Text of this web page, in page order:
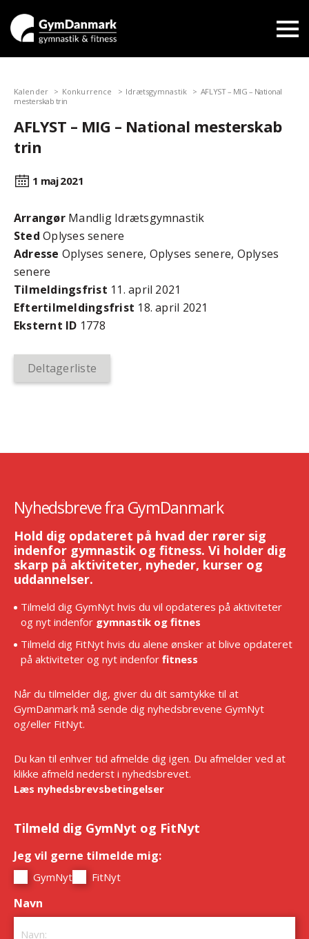
Kalender Konkurrence Idrætsgymnastik
AFLYST – MIG – National
mesterskab trin
AFLYST – MIG – National mesterskab
trin
1 maj2021
ArrangørMandlig Idrætsgymnastik
Sted Oplyses senere
Adresse Oplyses senere, Oplyses senere, Oplyses
senere
Tilmeldingsfrist 11. april 2021
Efter­tilmeldings­frist 18. april 2021
Eksternt ID 1778
Deltagerliste
Nyhedsbreve fra GymDanmark
Hold dig opdateret på hvad der rører sig
indenfor gymnastik og fitness. Vi holder dig
skarp på aktiviteter, nyheder, kurser og
uddannelser.
Tilmeld dig GymNyt hvis du vil opdateres på aktiviteter
og nyt indenfor gymnastik og fitnes
Tilmeld dig FitNyt hvis du alene ønsker at blive opdateret
på aktiviteter og nyt indenfor fitness
Når du tilmelder dig, giver du dit samtykke til at
GymDanmark må sende dig nyhedsbrevene GymNyt
og/eller FitNyt.
Du kan til enhver tid afmelde dig igen. Du afmelder ved at
klikke afmeld nederst i nyhedsbrevet.
Læs nyhedsbrevsbetingelser
Tilmeld dig GymNyt og FitNyt
Jeg vil gerne tilmelde mig:
GymNyt FitNyt
Navn